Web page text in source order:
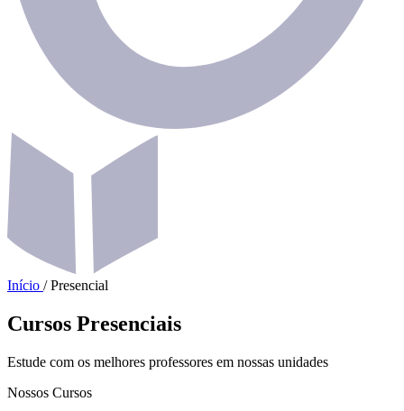
Início / Presencial
Cursos Presenciais
Estude com os melhores professores em nossas unidades
Nossos Cursos